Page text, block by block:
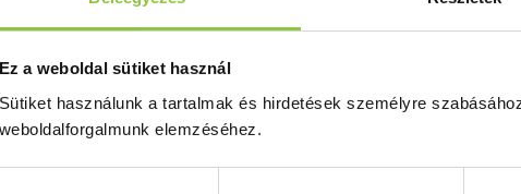
Ez a weboldal sütiket használ
Sütiket használunk a tartalmak és hirdetések személyre
weboldalforgalmunk elemzéséhez.